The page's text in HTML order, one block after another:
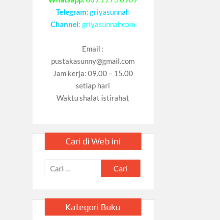
Telegram:griyasunnah
Channel:griyasunnahcom
Email :
pustakasunny@gmail.com
Jam kerja: 09.00 – 15.00
setiap hari
Waktu shalat istirahat
Cari di Web ini
Cari
untuk:
Kategori Buku